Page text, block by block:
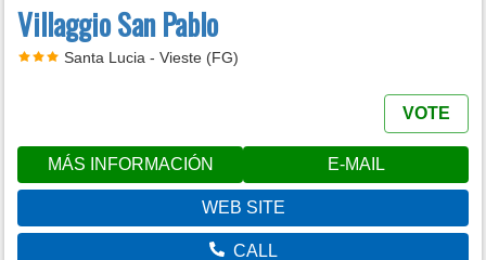
Villaggio San Pablo
Santa Lucia - Vieste (FG)
VOTE
MÁS INFORMACIÓN E-MAIL
WEB SITE
CALL